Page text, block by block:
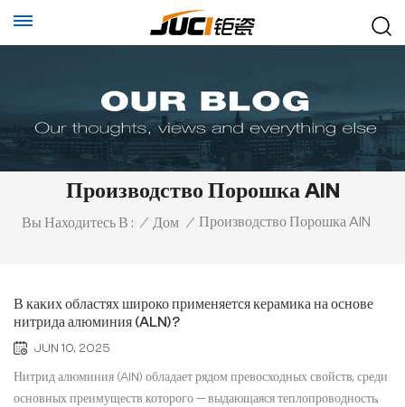
Производство Порошка AlN
Вы Находитесь В : / Дом / Производство Порошка AlN
В каких областях широко применяется керамика на основе
нитрида алюминия (ALN)?
JUN 10, 2025
Нитрид алюминия (AlN) обладает рядом превосходных свойств, среди
основных преимуществ которого — выдающаяся теплопроводность,